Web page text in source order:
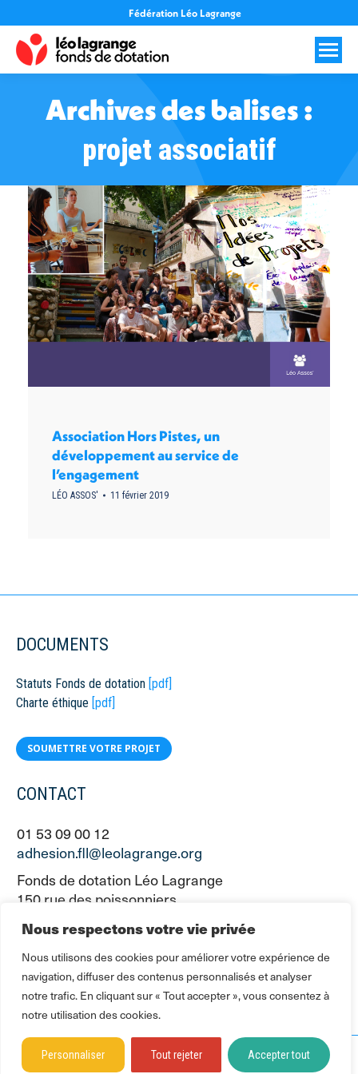
Nous respectons votre vie privée
Nous utilisons des cookies pour améliorer votre expérience de
navigation, diffuser des contenus personnalisés et analyser
notre trafic. En cliquant sur « Tout accepter », vous consentez à
notre utilisation des cookies.
Personnaliser Tout rejeter Accepter tout
Fédération Léo Lagrange
Archives des balises :
projet associatif
Vous êtes ici :
Association Hors Pistes, un
développement au service de
l’engagement
LÉO ASSOS' 11 février 2019
DOCUMENTS
Statuts Fonds de dotation [pdf]
Charte éthique [pdf]
SOUMETTRE VOTRE PROJET
CONTACT
01 53 09 00 12
adhesion.fll@leolagrange.org
Fonds de dotation Léo Lagrange
150 rue des poissonniers
2016 - 2026 © Fédération Léo Lagrange - Fonds de dotation |Mentions légales et
données personnelles| Membre du réseau Léo Lagrangeleolagrange.org